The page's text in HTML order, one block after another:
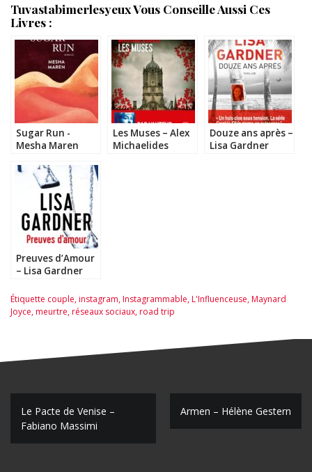
Tuvastabimerlesyeux Vous Conseille Aussi Ces
Livres :
Sugar Run -
Mesha Maren
Les Muses – Alex
Michaelides
Douze ans après –
Lisa Gardner
Preuves d’Amour
– Lisa Gardner
Étiquette couple,instagram,Instagrammable,L'Influenceuse,Maynard
Joyce,meurtre,réseaux sociaux,road trip
N
a
Le Pacte de Venise –
Fabiano Massimi
Armen – Hélène Gestern